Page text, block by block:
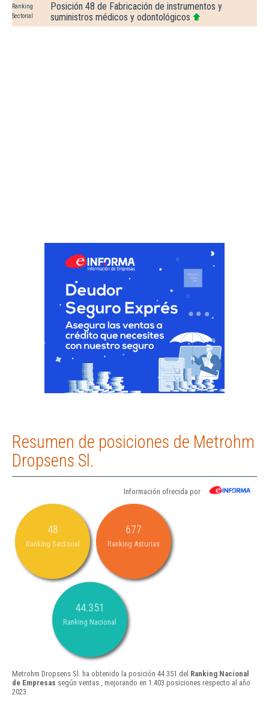
Ranking
Sectorial
Posición 48 de Fabricación de instrumentos y
suministros médicos y odontológicos
Resumen de posiciones de Metrohm
Dropsens Sl.
Información ofrecida por
48
Ranking Sectorial
677
Ranking Asturias
44.351
Ranking Nacional
Metrohm Dropsens Sl. ha obtenido la posición 44.351 del Ranking Nacional
de Empresas según ventas , mejorando en 1.403 posiciones respecto al año
2023.